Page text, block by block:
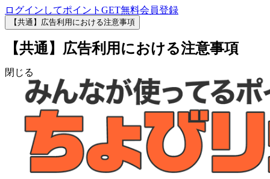
ログインしてポイントGET無料会員登録
【共通】広告利用における注意事項
【共通】広告利用における注意事項
閉じる